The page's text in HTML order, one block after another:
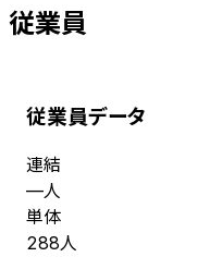
従業員
従業員データ
連結
—人
単体
288人